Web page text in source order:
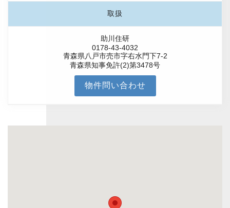
取扱
助川住研
0178-43-4032
青森県八戸市売市字右水門下7-2
青森県知事免許(2)第3478号
物件問い合わせ